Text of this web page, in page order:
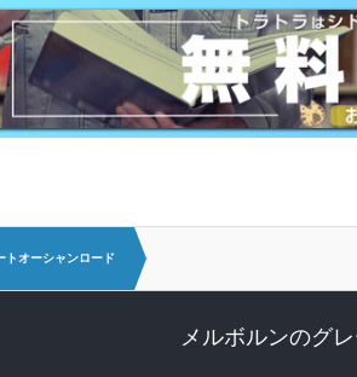
トオーシャンロード
メルボルンのグ